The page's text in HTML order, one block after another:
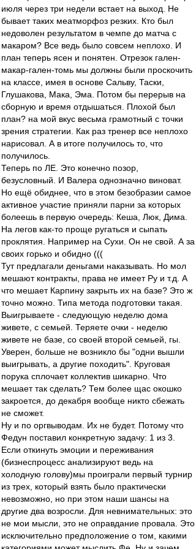
июля через три недели встает на выход. Не
бывает таких меатморфоз резких. Кто был
недоволен результатом в чемпе до матча с
макаром? Все ведь было совсем неплохо. И
план теперь ясен и понятен. Отрезок гален-
макар-гален-томь мы должны были проскочить
на классе, имея в основе Сальву, Таски,
Глушакова, Мака, Эма. Потом бы перерыв на
сборную и время отдышаться. Плохой был
план? на мой вкус весьма грамотный с точки
зрения стратегии. Как раз тренер все неплохо
нарисовал. А в итоге получилось то, что
получилось.
Теперь по ЛЕ. Это конечно позор,
безусловный. И Валера однозначно виноват.
Но ещё обиднее, что в этом безобразии самое
активное участие приняли парни за которых
болеешь в первую очередь: Кеша, Люк, Дима.
На легов как-то проще ругаться и сыпать
проклятия. Например на Сухи. Он не свой. А за
своих горько и обидно (((
Тут предлагали деньгами наказывать. Но мол
мешают контракты, права не имеет Ру и т.д. А
что мешает Карпину закрыть их на базе? Это ж
точно можно. Типа метода подготовки такая.
Выигрываете - следующую неделю дома
живете, с семьей. Теряете очки - неделю
живете не базе, со своей второй семьей, гы.
Уверен, больше не возникло бы "одни вышли
выигрывать, а другие походить". Круговая
порука сплочает коллектив шикарно. Что
мешает так сделать? Тем более щас окошко
закроется, до декабря вообще никто сбежать
не сможет.
Ну и по оргвыводам. Их не будет. Потому что
Федун поставил конкретную задачу: 1 из 3.
Если откинуть эмоции и переживания
(бизнеспроцесс анализируют ведь на
холодную голову)мы проиграли первый турнир
из трех, который взять было практически
невозможно, но при этом наши шансы на
другие два возросли. Для невнимательных: это
не мои мысли, это не оправдание провала. Это
исключительно предположение о том, какими